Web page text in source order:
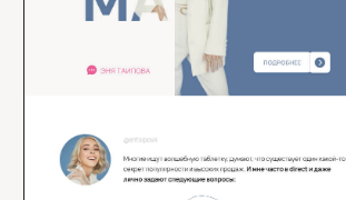
ВАШИМ ПРОЕКТОМ БУДУТ ЗАНИМАТЬСЯ